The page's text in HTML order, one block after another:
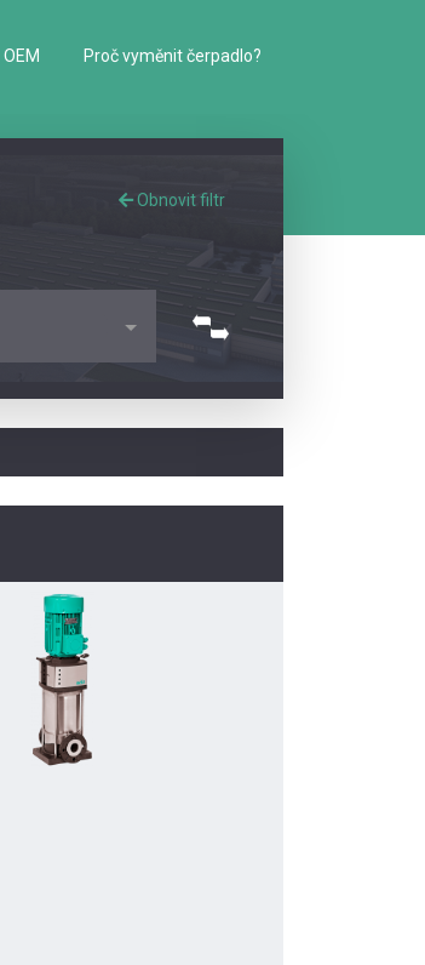
OEM Proč vyměnit čerpadlo?
Obnovit filtr